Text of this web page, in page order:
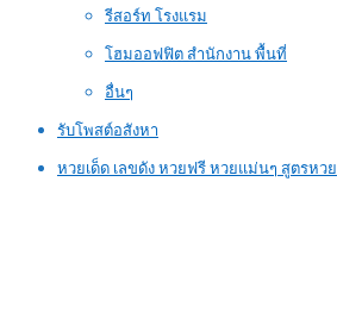
รีสอร์ท โรงแรม
โฮมออฟฟิต สำนักงาน พื้นที่
อื่นๆ
รับโพสต์อสังหา
หวยเด็ด เลขดัง หวยฟรี หวยแม่นๆ สูตรหวย